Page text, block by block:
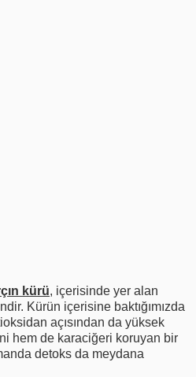
kürü, içerisinde yer alan
Kürün içerisine baktığımızda
açısından da yüksek
hem de karaciğeri koruyan bir
detoks da meydana